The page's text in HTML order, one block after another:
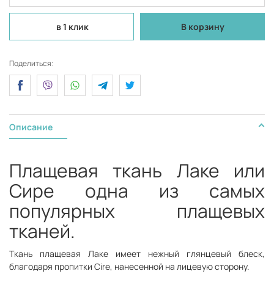
в 1 клик В корзину
Поделиться:
Описание
Плащевая ткань Лаке или
Сире одна из самых
популярных плащевых
тканей.
Ткань плащевая Лаке имеет нежный глянцевый блеск,
благодаря пропитки Cire, нанесенной на лицевую сторону.